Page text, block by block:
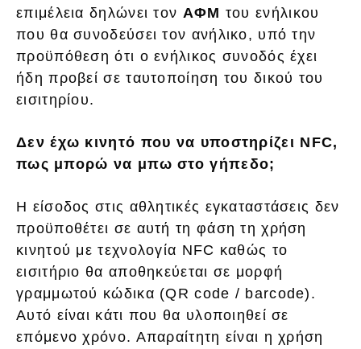
επιμέλεια δηλώνει τον ΑΦΜ του ενήλικου
που θα συνοδεύσει τον ανήλικο, υπό την
προϋπόθεση ότι ο ενήλικος συνοδός έχει
ήδη προβεί σε ταυτοποίηση του δικού του
εισιτηρίου.
Δεν έχω κινητό που να υποστηρίζει NFC,
πως μπορώ να μπω στο γήπεδο;
Η είσοδος στις αθλητικές εγκαταστάσεις δεν
προϋποθέτει σε αυτή τη φάση τη χρήση
κινητού με τεχνολογία NFC καθώς το
εισιτήριο θα αποθηκεύεται σε μορφή
γραμμωτού κώδικα (QR code / barcode).
Αυτό είναι κάτι που θα υλοποιηθεί σε
επόμενο χρόνο. Απαραίτητη είναι η χρήση